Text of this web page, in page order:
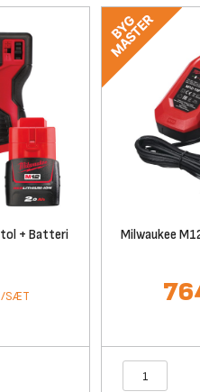
+ Batteri
/SÆT
Milwaukee